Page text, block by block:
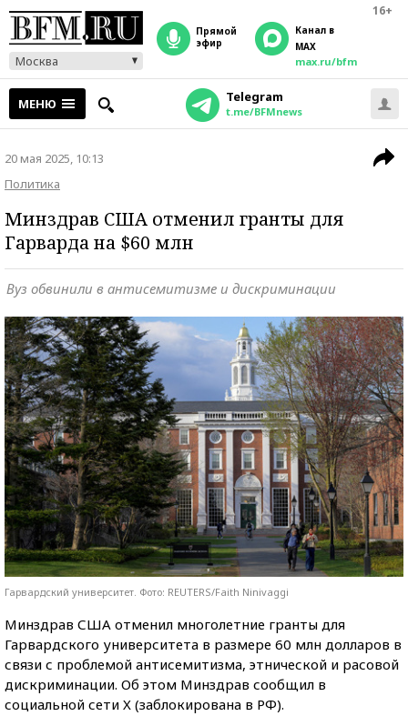
16+
Москва
прямой
эфир
Канал в
MAX
max.ru/bfm
МЕНЮ Telegram
t.me/BFMnews
20 мая 2025, 10:13
Политика
Минздрав США отменил гранты для
Гарварда на $60 млн
Вуз обвинили в антисемитизме и дискриминации
Гарвардский университет. Фото: REUTERS/Faith Ninivaggi
Минздрав США отменил многолетние гранты для
Гарвардского университета в размере 60 млн долларов в
связи с проблемой антисемитизма, этнической и расовой
дискриминации. Об этом Минздрав сообщил в
социальной сети X (заблокирована в РФ).